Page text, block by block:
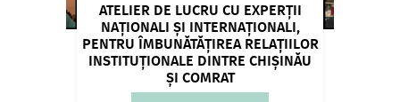
ATELIER DE LUCRU CU EXPERȚII
NAȚIONALI ȘI INTERNAȚIONALI,
PENTRU ÎMBUNĂTĂȚIREA RELAȚIILOR
INSTITUȚIONALE DINTRE CHIȘINĂU
ȘI COMRAT